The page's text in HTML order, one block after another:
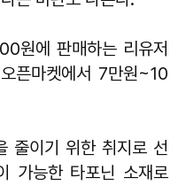
원에 판매하는 리유저
픈마켓에서 7만원~10
줄이기 위한 취지로 선
가능한 타포닌 소재로